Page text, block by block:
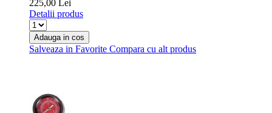
225,00 Lei
Detalii produs
Adauga in cos
Salveaza in Favorite Compara cu alt produs